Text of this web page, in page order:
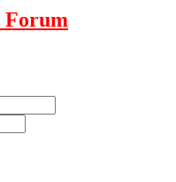
Forum